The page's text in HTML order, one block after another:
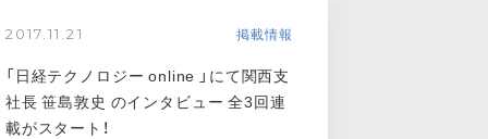
2017.11.21 掲載情報
「日経テクノロジー online 」にて関西支
社長 笹島敦史 のインタビュー 全3回連
載がスタート！